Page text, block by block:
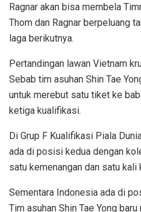
Ragnar akan bisa membela
Thom dan Ragnar berpeluang
laga berikutnya.
Pertandingan lawan Vietnam
Sebab tim asuhan Shin Tae
untuk merebut satu tiket ke
ketiga kualifikasi.
Di Grup F Kualifikasi Piala
ada di posisi kedua dengan
satu kemenangan dan satu kali
Sementara Indonesia ada di
Tim asuhan Shin Tae Yong